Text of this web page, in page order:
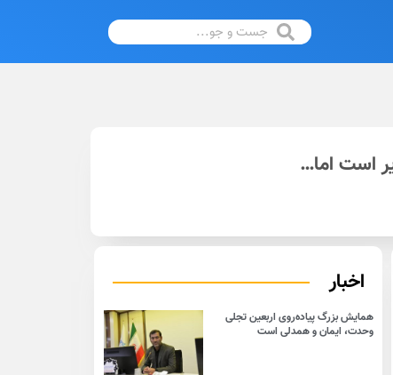
اخبار
همایش بزرگ پیاده‌روی اربعین تجلی
وحدت، ایمان و همدلی است